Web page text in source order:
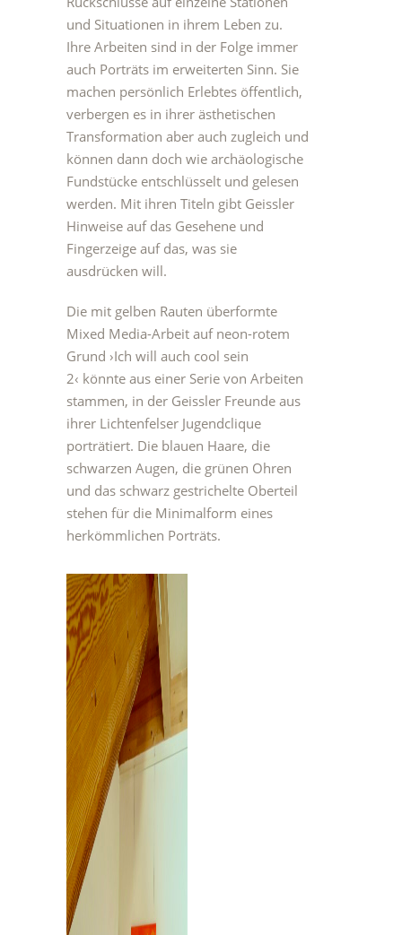
und Situationen in ihrem Leben zu.
Ihre Arbeiten sind in der Folge immer
auch Porträts im erweiterten Sinn. Sie
machen persönlich Erlebtes öffentlich,
verbergen es in ihrer ästhetischen
Transformation aber auch zugleich und
können dann doch wie archäologische
Fundstücke entschlüsselt und gelesen
werden. Mit ihren Titeln gibt Geissler
Hinweise auf das Gesehene und
Fingerzeige auf das, was sie
ausdrücken will.
Die mit gelben Rauten überformte
Mixed Media-Arbeit auf neon-rotem
Grund ›Ich will auch cool sein
2‹ könnte aus einer Serie von Arbeiten
stammen, in der Geissler Freunde aus
ihrer Lichtenfelser Jugendclique
porträtiert. Die blauen Haare, die
schwarzen Augen, die grünen Ohren
und das schwarz gestrichelte Oberteil
stehen für die Minimalform eines
herkömmlichen Porträts.